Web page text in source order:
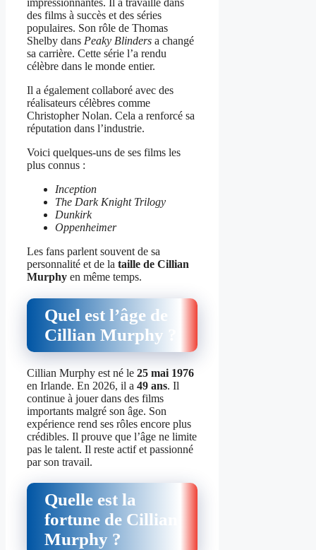
impressionnantes. Il a travaillé dans
des films à succès et des séries
populaires. Son rôle de Thomas
Shelby dans Peaky Blinders a changé
sa carrière. Cette série l’a rendu
célèbre dans le monde entier.
Il a également collaboré avec des
réalisateurs célèbres comme
Christopher Nolan. Cela a renforcé sa
réputation dans l’industrie.
Voici quelques-uns de ses films les
plus connus :
Inception
The Dark Knight Trilogy
Dunkirk
Oppenheimer
Les fans parlent souvent de sa
personnalité et de la taille de Cillian
Murphy en même temps.
Quel est l’âge de
Cillian Murphy ?
Cillian Murphy est né le 25 mai 1976
en Irlande. En 2026, il a 49 ans. Il
continue à jouer dans des films
importants malgré son âge. Son
expérience rend ses rôles encore plus
crédibles. Il prouve que l’âge ne limite
pas le talent. Il reste actif et passionné
par son travail.
Quelle est la
fortune de Cillian
Murphy ?